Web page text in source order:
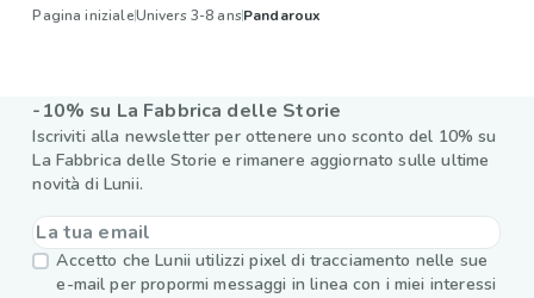
Pagina inizialeUnivers 3-8 ansPandaroux
-10% su La Fabbrica delle Storie
Iscriviti alla newsletter per ottenere uno sconto del 10% su
La Fabbrica delle Storie e rimanere aggiornato sulle ultime
novità di Lunii.
Accetto che Lunii utilizzi pixel di tracciamento nelle sue
e-mail per propormi messaggi in linea con i miei interessi